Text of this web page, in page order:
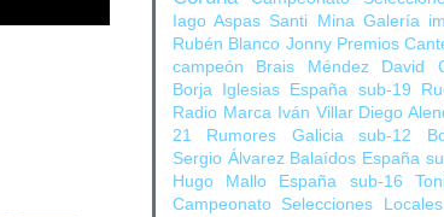
Iago Aspas Santi Mina Galería
Rubén Blanco Jonny Premios
campeón
Brais Méndez David
Borja Iglesias
España sub-19
Radio Marca
Iván Villar Diego
21
Rumores Galicia sub-12
Sergio Álvarez Balaídos España
Hugo Mallo
España sub-16
Campeonato Selecciones Locales